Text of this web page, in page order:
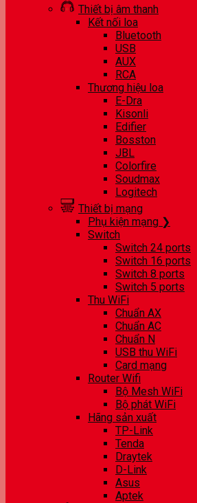
Thiết bị âm thanh
Kết nối loa
Bluetooth
USB
AUX
RCA
Thương hiệu loa
E-Dra
Kisonli
Edifier
Bosston
JBL
Colorfire
Soudmax
Logitech
Thiết bị mạng
Phụ kiện mạng ❯
Switch
Switch 24 ports
Switch 16 ports
Switch 8 ports
Switch 5 ports
Thu WiFi
Chuẩn AX
Chuẩn AC
Chuẩn N
USB thu WiFi
Card mạng
Router Wifi
Bộ Mesh WiFi
Bộ phát WiFi
Hãng sản xuất
TP-Link
Tenda
Draytek
D-Link
Asus
Aptek